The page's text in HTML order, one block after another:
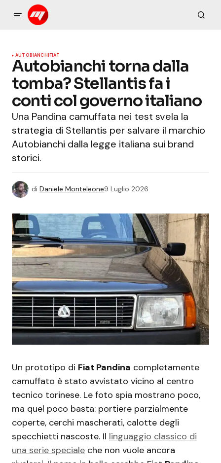
AUTOBIANCHIFIAT
Autobianchi torna dalla
tomba? Stellantis fa i
conti col governo italiano
Una Pandina camuffata nei test svela la
strategia di Stellantis per salvare il marchio
Autobianchi dalla legge italiana sui brand
storici.
di Daniele Monteleone9 Luglio 2026
Un prototipo di Fiat Pandina completamente
camuffato è stato avvistato vicino al centro
tecnico torinese. Le foto spia mostrano poco,
ma quel poco basta: portiere parzialmente
coperte, cerchi mascherati, calotte degli
specchietti nascoste. Il linguaggio classico di
una serie speciale che non vuole ancora